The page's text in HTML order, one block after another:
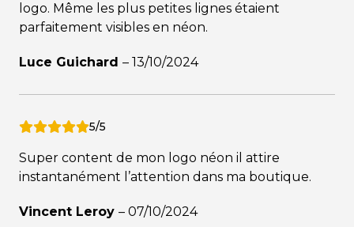
logo. Même les plus petites lignes étaient
parfaitement visibles en néon.
Luce Guichard – 13/10/2024
5/5
Super content de mon logo néon il attire
instantanément l’attention dans ma boutique.
Vincent Leroy – 07/10/2024